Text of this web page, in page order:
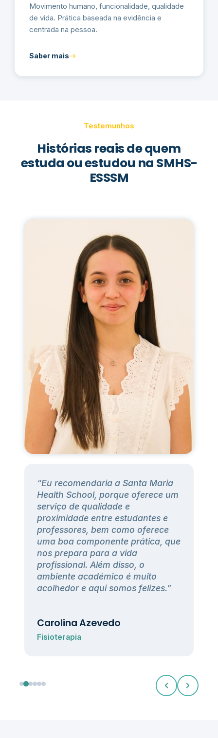
Movimento humano, funcionalidade, qualidade
de vida. Prática baseada na evidência e
centrada na pessoa.
Saber mais
Testemunhos
Histórias reais de quem
estuda ou estudou na SMHS-
ESSSM
“Eu recomendaria a Santa Maria
Health School, porque oferece um
serviço de qualidade e
proximidade entre estudantes e
professores, bem como oferece
uma boa componente prática, que
nos prepara para a vida
profissional. Além disso, o
ambiente académico é muito
acolhedor e aqui somos felizes.”
Carolina Azevedo
Fisioterapia